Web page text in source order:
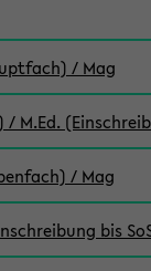
/ Mag
/ M.Ed.
/ Mag
bis